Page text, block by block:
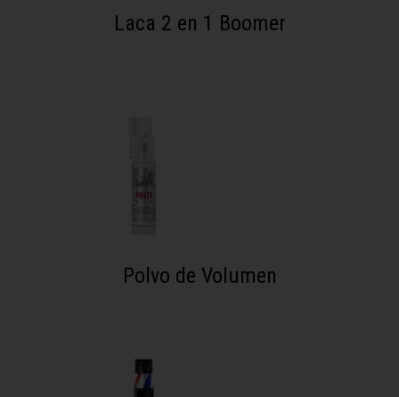
Laca 2 en 1 Boomer
Polvo de Volumen